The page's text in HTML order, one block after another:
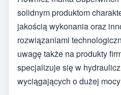
solidnym produktom
jakością wykonania oraz
rozwiązaniami
uwagę także na produkty
specjalizuje się w
wyciągających o dużej